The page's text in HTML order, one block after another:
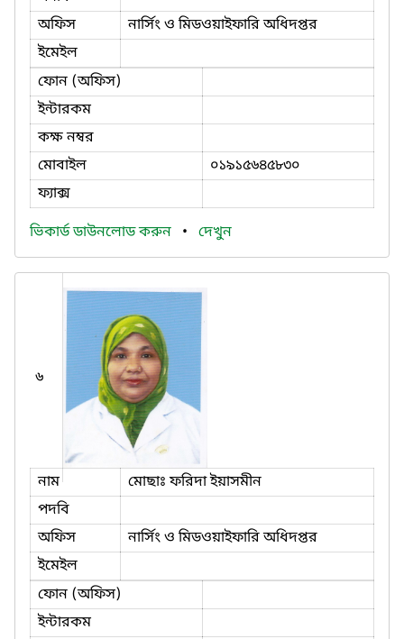
অফিস
নার্সিং ও মিডওয়াইফারি অধিদপ্তর
ইমেইল
ফোন (অফিস)
ইন্টারকম
কক্ষ নম্বর
মোবাইল
০১৯১৫৬৪৫৮৩০
ফ্যাক্স
ভিকার্ড ডাউনলোড করুন • দেখুন
৬
নাম
মোছাঃ ফরিদা ইয়াসমীন
পদবি
অফিস
নার্সিং ও মিডওয়াইফারি অধিদপ্তর
ইমেইল
ফোন (অফিস)
ইন্টারকম